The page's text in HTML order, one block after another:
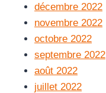
décembre 2022
novembre 2022
octobre 2022
septembre 2022
août 2022
juillet 2022